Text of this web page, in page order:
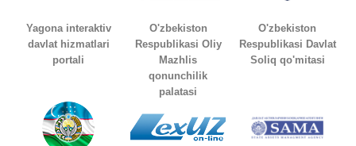
Yagona interaktiv
davlat hizmatlari
portali
O'zbekiston
Respublikasi Oliy
Mazhlis
qonunchilik
palatasi
O'zbekiston
Respublikasi Davlat
Soliq qo'mitasi